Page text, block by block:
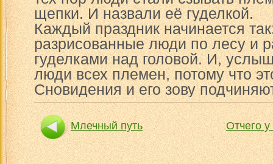
щепки. И назвали её гуделкой.
Каждый праздник начинается
разрисованные люди по лесу и
гуделками над головой. И,
люди всех племен, потому что
Сновидения и его зову
Млечный путь Отчего у